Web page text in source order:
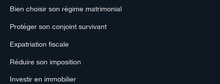
Bien choisir son régime matrimonial
Protéger son conjoint survivant
Expatriation fiscale
Réduire son imposition
Investir en immobilier